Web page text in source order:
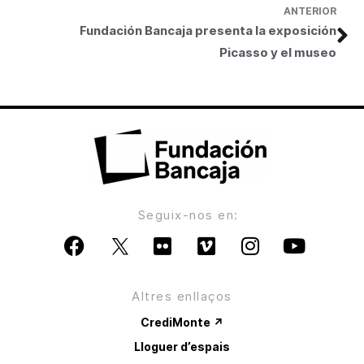
ANTERIOR
Fundación Bancaja presenta la exposición
Picasso y el museo
Seguix-nos en:
Altres enllaços
CrediMonte ↗
Lloguer d’espais